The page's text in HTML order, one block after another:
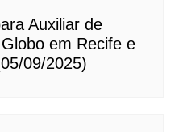
Auxiliar de
em Recife e
09/2025)